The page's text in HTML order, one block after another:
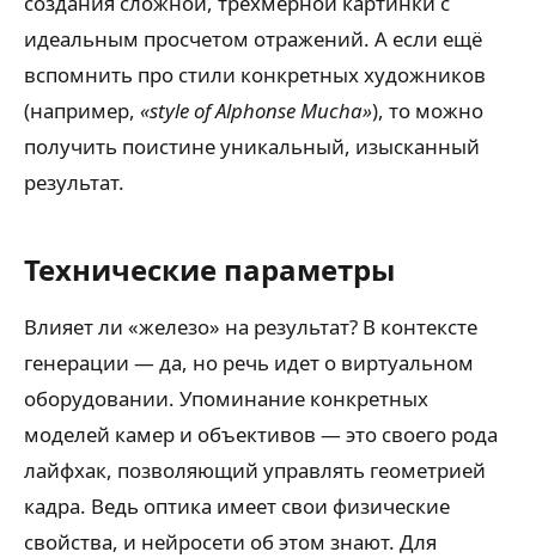
идеальным просчетом отражений. А если ещё
вспомнить про стили конкретных художников
(например, «style of Alphonse Mucha»), то можно
получить поистине уникальный, изысканный
результат.
Технические параметры
Влияет ли «железо» на результат? В контексте
генерации — да, но речь идет о виртуальном
оборудовании. Упоминание конкретных
моделей камер и объективов — это своего рода
лайфхак, позволяющий управлять геометрией
кадра. Ведь оптика имеет свои физические
свойства, и нейросети об этом знают. Для